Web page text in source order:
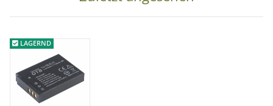
LAGERND